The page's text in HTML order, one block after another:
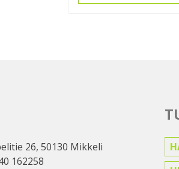
26, 50130 Mikkeli
162258